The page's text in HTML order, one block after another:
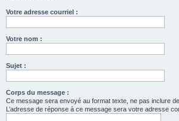
Votre adresse courriel :
Votre nom :
Sujet :
Corps du message :
Ce message sera envoyé au format texte, ne pas inclure
L’adresse de réponse à ce message sera votre adresse